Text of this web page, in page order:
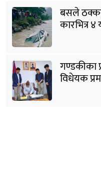
बसले
कारभित्र
गण्डकीका
विधेयक